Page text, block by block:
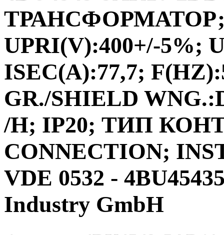
UPRI(V):400+/-5%;
ISEC(A):77,7;
GR./SHIELD
/H; IP20; ТИП
CONNECTION;
VDE 0532 -
Industry GmbH